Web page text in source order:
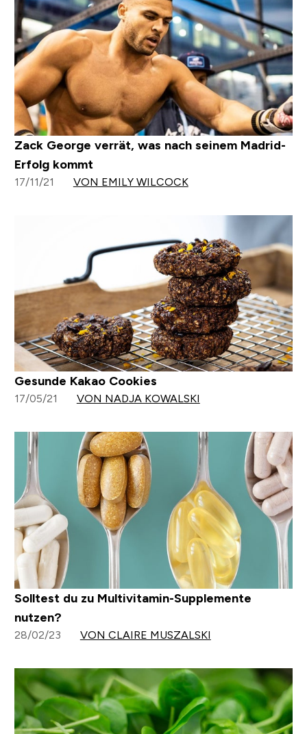
Zack George verrät, was nach seinem Madrid-
Erfolg kommt
17/11/21 VON EMILY WILCOCK
Gesunde Kakao Cookies
17/05/21 VON NADJA KOWALSKI
Solltest du zu Multivitamin-Supplemente
nutzen?
28/02/23 VON CLAIRE MUSZALSKI